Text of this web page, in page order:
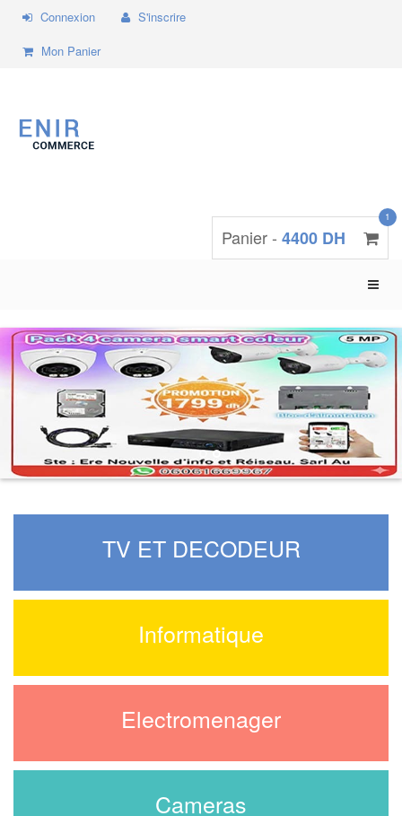
Connexion
S'inscrire
Mon Panier
Panier - 4400 DH
1
Toggle
PROMOTION 2026
TV ET DECODEUR
Informatique
Electromenager
Cameras